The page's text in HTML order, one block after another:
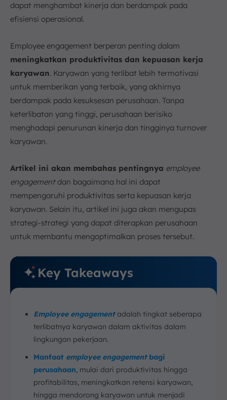
4. Memberikan Tujuan dan Ekspektasi yang Jelas
5. Mendorong Kesejahteraan Karyawan
1. Survei Employee Engagement
2. Key Metrics atau KPI
3. Feedback Langsung
4. Penggunaan Teknologi
Software HRIS ScaleOcean
Kesimpulan
FAQ:
dapat menghambat kinerja dan berdampak pada
efisiensi operasional.
Employee engagement berperan penting dalam
meningkatkan produktivitas dan kepuasan kerja
karyawan. Karyawan yang terlibat lebih termotivasi
untuk memberikan yang terbaik, yang akhirnya
berdampak pada kesuksesan perusahaan. Tanpa
keterlibatan yang tinggi, perusahaan berisiko
menghadapi penurunan kinerja dan tingginya turnover
karyawan.
Artikel ini akan membahas pentingnya employee
engagementdan bagaimana hal ini dapat
mempengaruhi produktivitas serta kepuasan kerja
karyawan. Selain itu, artikel ini juga akan mengupas
strategi-strategi yang dapat diterapkan perusahaan
untuk membantu mengoptimalkan proses tersebut.
Key Takeaways
Employee engagementadalah tingkat seberapa
terlibatnya karyawan dalam aktivitas dalam
lingkungan pekerjaan.
Manfaat employee engagementbagi
perusahaan, mulai dari produktivitas hingga
profitabilitas, meningkatkan retensi karyawan,
hingga mendorong karyawan untuk menjadi